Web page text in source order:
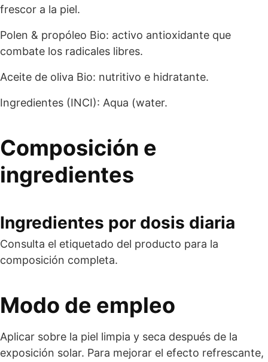
frescor a la piel.
Polen & propóleo Bio: activo antioxidante que
combate los radicales libres.
Aceite de oliva Bio: nutritivo e hidratante.
Ingredientes (INCI): Aqua (water.
Composición e
ingredientes
Ingredientes por dosis diaria
Consulta el etiquetado del producto para la
composición completa.
Modo de empleo
Aplicar sobre la piel limpia y seca después de la
exposición solar. Para mejorar el efecto refrescante,